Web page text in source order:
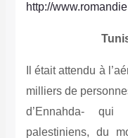
http://
Il était attendu à
milliers de
d’Ennahda- qui
palestiniens, du